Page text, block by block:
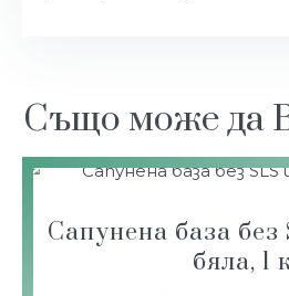
Също може да
Сапунена база без
бяла, 1